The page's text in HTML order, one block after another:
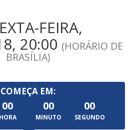
FEIRA,
20:00 (HORÁRIO DE
BRASÍLIA)
COMEÇA EM:
00
HORA
00
MINUTO
00
SEGUNDO